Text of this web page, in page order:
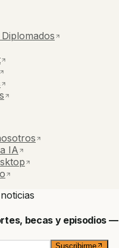
IA
becas y episodios —
Suscribirme